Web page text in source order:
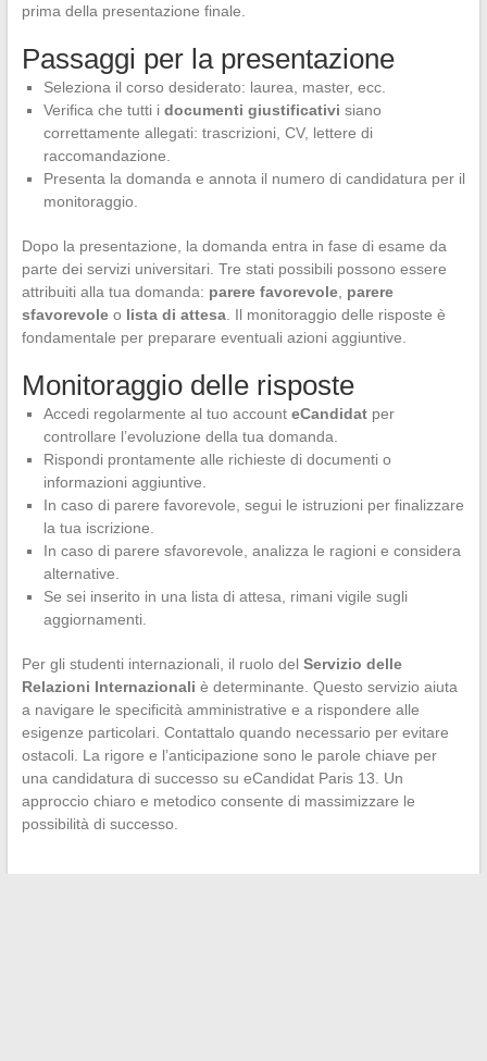
prima della presentazione finale.
Passaggi per la presentazione
Seleziona il corso desiderato: laurea, master, ecc.
Verifica che tutti i documenti giustificativi siano
correttamente allegati: trascrizioni, CV, lettere di
raccomandazione.
Presenta la domanda e annota il numero di candidatura per il
monitoraggio.
Dopo la presentazione, la domanda entra in fase di esame da
parte dei servizi universitari. Tre stati possibili possono essere
attribuiti alla tua domanda: parere favorevole, parere
sfavorevoleo lista di attesa. Il monitoraggio delle risposte è
fondamentale per preparare eventuali azioni aggiuntive.
Monitoraggio delle risposte
Accedi regolarmente al tuo account eCandidatper
controllare l’evoluzione della tua domanda.
Rispondi prontamente alle richieste di documenti o
informazioni aggiuntive.
In caso di parere favorevole, segui le istruzioni per finalizzare
la tua iscrizione.
In caso di parere sfavorevole, analizza le ragioni e considera
alternative.
Se sei inserito in una lista di attesa, rimani vigile sugli
aggiornamenti.
Per gli studenti internazionali, il ruolo del Servizio delle
Relazioni Internazionali è determinante. Questo servizio aiuta
a navigare le specificità amministrative e a rispondere alle
esigenze particolari. Contattalo quando necessario per evitare
ostacoli. La rigore e l’anticipazione sono le parole chiave per
una candidatura di successo su eCandidat Paris 13. Un
approccio chiaro e metodico consente di massimizzare le
possibilità di successo.